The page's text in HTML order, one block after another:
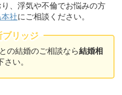
、浮気や不倫でお悩みの方
社にご相談ください。
ブリッジ
の結婚のご相談なら結婚相
い。